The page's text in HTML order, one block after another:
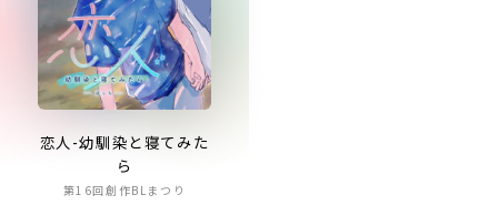
恋人-幼馴染と寝てみた
ら
第16回創作BLまつり